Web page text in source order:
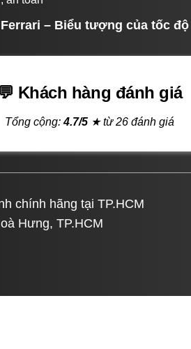
– Biểu tượng của tốc
💬 Khách hàng đánh giá
Tổng cộng:4.7/5 ★ từ 26 đánh giá
chính hãng tại TP.HCM
Hưng, TP.HCM